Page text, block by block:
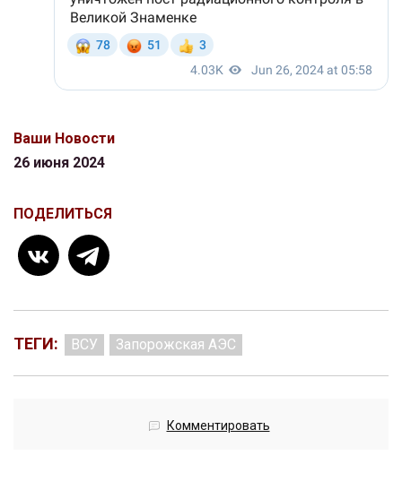
Ваши Новости
26 июня 2024
ПОДЕЛИТЬСЯ
ТЕГИ: ВСУ Запорожская АЭС
Комментировать